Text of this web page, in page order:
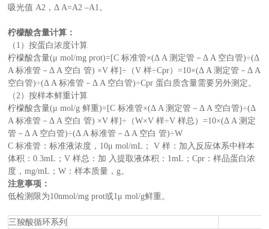
吸光值 A2，Δ A=A2 –A1。
柠檬酸含量计算：
（1）按蛋白浓度计算
柠檬酸含量(μ mol/mg prot)=[C 标准管×(Δ A 测定管－Δ A 空白管)÷(Δ
A 标准管－Δ A 空白 管) ×V 样]÷（V 样÷Cpr）=10×(Δ A 测定管－Δ A
空白管)÷(Δ A 标准管－Δ A 空白管)÷Cpr 蛋白质含量需要另外测定。
（2）按样本鲜重计算
柠檬酸含量(μ mol/g 鲜重)=[C 标准管×(Δ A 测定管－Δ A 空白管)÷(Δ
A 标准管－Δ A 空白 管) ×V 样]÷（W×V 样÷V 样总）=10×(Δ A 测定
管－Δ A 空白管)÷(Δ A 标准管－Δ A 空白 管)÷W
C 标准管：标准液浓度，10μ mol/mL； V 样：加入反应体系中样本
体积：0.3mL；V 样总：加 入提取液体积：1mL；Cpr：样品蛋白浓
度，mg/mL；W：样本质量，g。
注意事项：
低检测限为10nmol/mg prot或1μ mol/g鲜重。
三羧酸循环系列